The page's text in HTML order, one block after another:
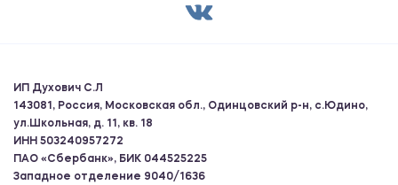
ИП Духович С.Л
143081, Россия, Московская обл., Одинцовский р-н, с.Юдино,
ул.Школьная, д. 11, кв. 18
ИНН 503240957272
ПАО «Сбербанк», БИК 044525225
Западное отделение 9040/1636